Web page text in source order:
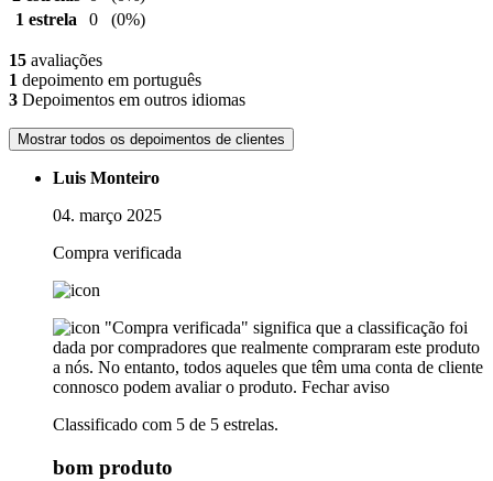
1 estrela
0 (0%)
15 avaliações
1 depoimento em português
3 Depoimentos em outros idiomas
Mostrar todos os depoimentos de clientes
Luis Monteiro
04. março 2025
Compra verificada
"Compra verificada" significa que a classificação foi
dada por compradores que realmente compraram este produto
a nós. No entanto, todos aqueles que têm uma conta de cliente
connosco podem avaliar o produto. Fechar aviso
Classificado com 5 de 5 estrelas.
bom produto